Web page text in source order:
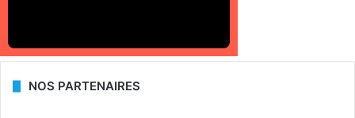
NOS PARTENAIRES